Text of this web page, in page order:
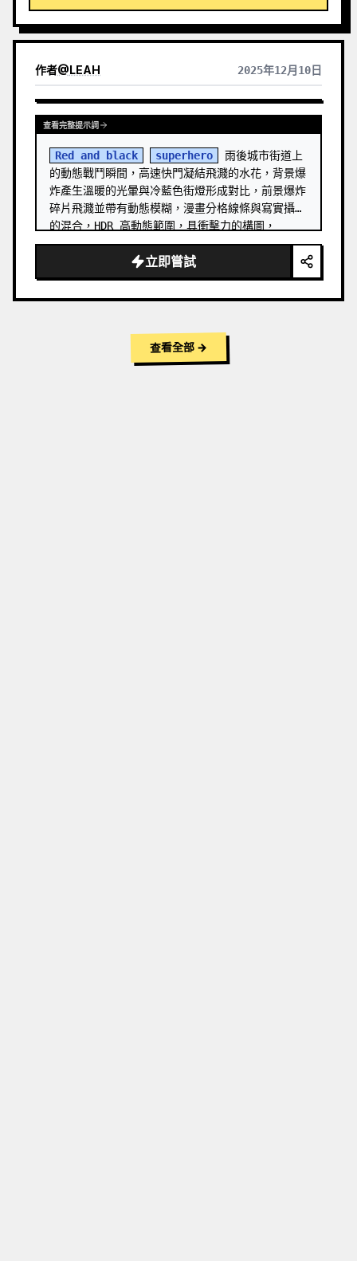
作者@LEAH 2025年12月10日
查看完整提示詞
Red and black superhero
雨後城市街道上
的動態戰鬥瞬間，高速快門凝結飛濺的水花，背景爆
炸產生溫暖的光暈與冷藍色街燈形成對比，前景爆炸
碎片飛濺並帶有動態模糊，漫畫分格線條與寫實攝影
的混合，HDR 高動態範圍，具衝擊力的構圖，
Marvel 電影級 VFX 質感，16:9 長寬比，邊緣銳
立即嘗試
查看全部 →